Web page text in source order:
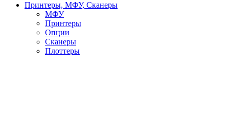
Принтеры, МФУ, Сканеры
МФУ
Принтеры
Опции
Сканеры
Плоттеры